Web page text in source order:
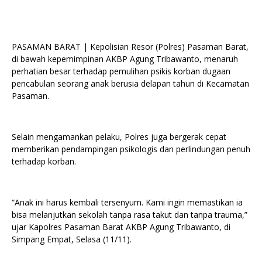
PASAMAN BARAT | Kepolisian Resor (Polres) Pasaman Barat,
di bawah kepemimpinan AKBP Agung Tribawanto, menaruh
perhatian besar terhadap pemulihan psikis korban dugaan
pencabulan seorang anak berusia delapan tahun di Kecamatan
Pasaman.
Selain mengamankan pelaku, Polres juga bergerak cepat
memberikan pendampingan psikologis dan perlindungan penuh
terhadap korban.
“Anak ini harus kembali tersenyum. Kami ingin memastikan ia
bisa melanjutkan sekolah tanpa rasa takut dan tanpa trauma,”
ujar Kapolres Pasaman Barat AKBP Agung Tribawanto, di
Simpang Empat, Selasa (11/11).